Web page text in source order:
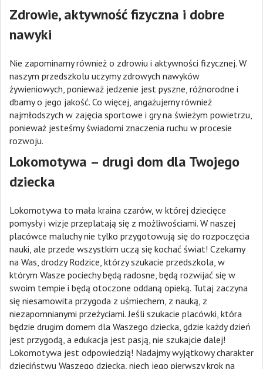
Zdrowie, aktywność fizyczna i dobre
nawyki
Nie zapominamy również o zdrowiu i aktywności fizycznej. W
naszym przedszkolu uczymy zdrowych nawyków
żywieniowych, ponieważ jedzenie jest pyszne, różnorodne i
dbamy o jego jakość. Co więcej, angażujemy również
najmłodszych w zajęcia sportowe i gry na świeżym powietrzu,
ponieważ jesteśmy świadomi znaczenia ruchu w procesie
rozwoju.
Lokomotywa – drugi dom dla Twojego
dziecka
Lokomotywa to mała kraina czarów, w której dziecięce
pomysły i wizje przeplatają się z możliwościami. W naszej
placówce maluchy nie tylko przygotowują się do rozpoczęcia
nauki, ale przede wszystkim uczą się kochać świat! Czekamy
na Was, drodzy Rodzice, którzy szukacie przedszkola, w
którym Wasze pociechy będą radosne, będą rozwijać się w
swoim tempie i będą otoczone oddaną opieką. Tutaj zaczyna
się niesamowita przygoda z uśmiechem, z nauką, z
niezapomnianymi przeżyciami. Jeśli szukacie placówki, która
będzie drugim domem dla Waszego dziecka, gdzie każdy dzień
jest przygodą, a edukacja jest pasją, nie szukajcie dalej!
Lokomotywa jest odpowiedzią! Nadajmy wyjątkowy charakter
dzieciństwu Waszego dziecka, niech jego pierwszy krok na